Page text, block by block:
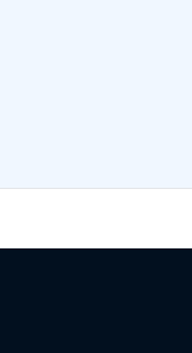
». Ce label place
des plus